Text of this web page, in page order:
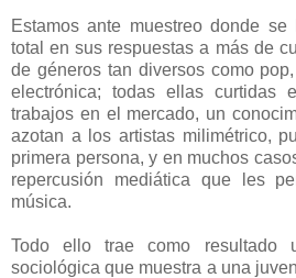
Estamos ante muestreo donde
total en sus respuestas a más de
de géneros tan diversos como
electrónica; todas ellas curtidas
trabajos en el mercado, un
azotan a los artistas milimétrico,
primera persona, y en muchos
repercusión mediática que les
música.
Todo ello trae como resultado
sociológica que muestra a una